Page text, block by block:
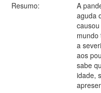
Resumo:
A
aguda
mundo
a
aos
sabe
idade,